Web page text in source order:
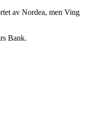
av Nordea, men Ving
Bank.